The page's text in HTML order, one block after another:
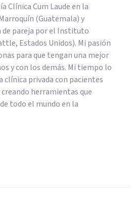
Clínica Cum Laude en la
(Guatemala) y
pareja por el Instituto
Estados Unidos). Mi pasión
para que tengan una mejor
y con los demás. Mi tiempo lo
clínica privada con pacientes
herramientas que
todo el mundo en la